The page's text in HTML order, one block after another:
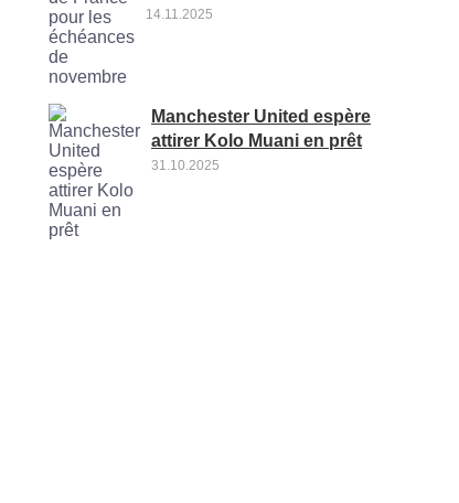
14.11.2025
Manchester United espère
attirer Kolo Muani en prêt
31.10.2025